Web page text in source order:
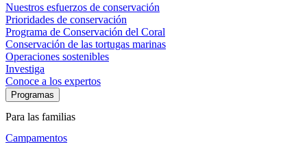
Nuestros esfuerzos de conservación
Prioridades de conservación
Programa de Conservación del Coral
Conservación de las tortugas marinas
Operaciones sostenibles
Investiga
Conoce a los expertos
Programas
Para las familias
Campamentos